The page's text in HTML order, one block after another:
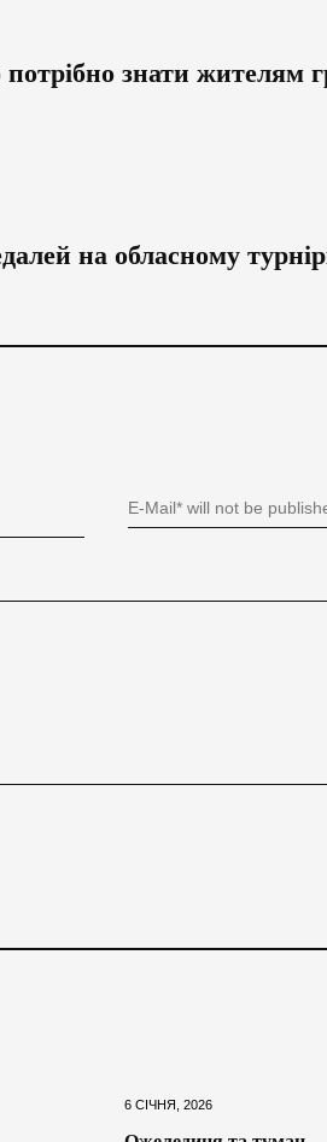
знати жителям
на обласному
6 СІЧНЯ, 2026